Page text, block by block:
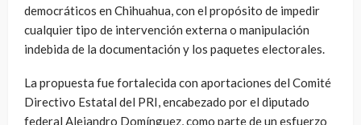
democráticos en Chihuahua, con el propósito de impedir
cualquier tipo de intervención externa o manipulación
indebida de la documentación y los paquetes electorales.
La propuesta fue fortalecida con aportaciones del Comité
Directivo Estatal del PRI, encabezado por el diputado
federal Alejandro Domínguez, como parte de un esfuerzo